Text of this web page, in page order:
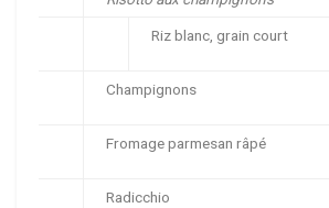
Riz blanc, grain court
Champignons
Fromage parmesan râpé
Radicchio